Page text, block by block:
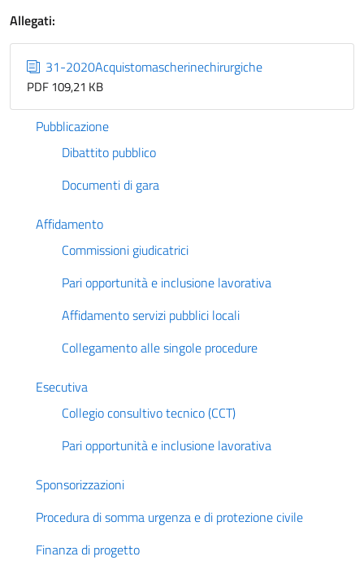
Allegati:
31-2020Acquistomascherinechirurgiche
PDF 109,21 KB
Pubblicazione
Dibattito pubblico
Documenti di gara
Affidamento
Commissioni giudicatrici
Pari opportunità e inclusione lavorativa
Affidamento servizi pubblici locali
Collegamento alle singole procedure
Esecutiva
Collegio consultivo tecnico (CCT)
Pari opportunità e inclusione lavorativa
Sponsorizzazioni
Procedura di somma urgenza e di protezione civile
Finanza di progetto